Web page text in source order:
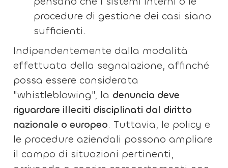
procedure di gestione dei casi siano
sufficienti.
Indipendentemente dalla modalità
effettuata della segnalazione, affinché
possa essere considerata
"whistleblowing", la denuncia deve
riguardare illeciti disciplinati dal diritto
nazionale o europeo. Tuttavia, le policy e
le procedure aziendali possono ampliare
il campo di situazioni pertinenti,